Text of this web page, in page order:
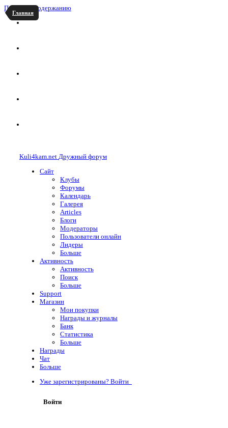
Перейти к содержанию
Главная
Kuli4kam.net Дружный форум
Сайт
Клубы
Форумы
Календарь
Галерея
Articles
Блоги
Модераторы
Пользователи онлайн
Лидеры
Больше
Активность
Активность
Поиск
Больше
Support
Магазин
Мои покупки
Награды и журналы
Банк
Статистика
Больше
Награды
Чат
Больше
Уже зарегистрированы? Войти
Войти